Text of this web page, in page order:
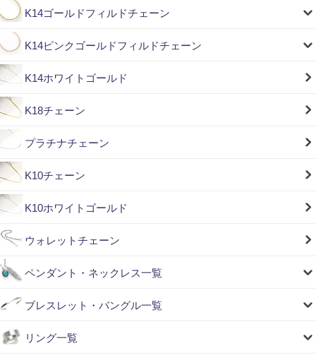
K14ゴールドフィルドチェーン
K14ピンクゴールドフィルドチェーン
K14ホワイトゴールド
K18チェーン
プラチナチェーン
K10チェーン
K10ホワイトゴールド
ウォレットチェーン
ペンダント・ネックレス一覧
ブレスレット・バングル一覧
リング一覧